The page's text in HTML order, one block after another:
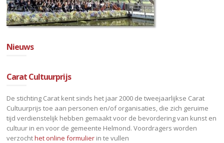
Nieuws
Carat Cultuurprijs
De stichting Carat kent sinds het jaar 2000 de tweejaarlijkse Carat
Cultuurprijs toe aan personen en/of organisaties, die zich geruime
tijd verdienstelijk hebben gemaakt voor de bevordering van kunst en
cultuur in en voor de gemeente Helmond. Voordragers worden
verzochthet online formulier in te vullen